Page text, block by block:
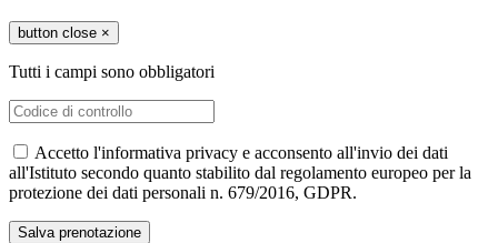
button close ×
Tutti i campi sono obbligatori
Accetto l'informativa privacy e acconsento all'invio dei dati
all'Istituto secondo quanto stabilito dal regolamento europeo per la
protezione dei dati personali n. 679/2016, GDPR.